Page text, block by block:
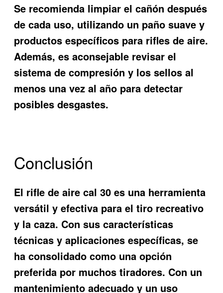
Se recomienda limpiar el cañón después
de cada uso, utilizando un paño suave y
productos específicos para rifles de aire.
Además, es aconsejable revisar el
sistema de compresión y los sellos al
menos una vez al año para detectar
posibles desgastes.
Conclusión
El rifle de aire cal 30 es una herramienta
versátil y efectiva para el tiro recreativo
y la caza. Con sus características
técnicas y aplicaciones específicas, se
ha consolidado como una opción
preferida por muchos tiradores. Con un
mantenimiento adecuado y un uso